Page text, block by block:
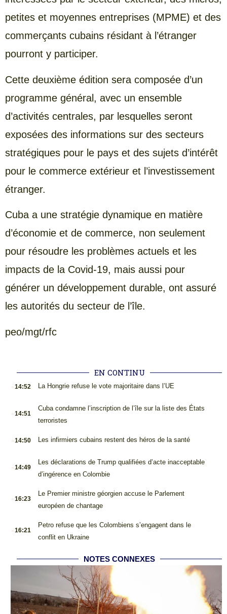
petites et moyennes entreprises (MPME) et des
commerçants cubains résidant à l’étranger
pourront y participer.
Cette deuxième édition sera composée d’un
programme général, avec un ensemble
d’activités centrales, par lesquelles seront
exposées des informations sur des secteurs
stratégiques pour le pays et des sujets d’intérêt
pour le commerce extérieur et l’investissement
étranger.
Cuba a une stratégie dynamique en matière
d’économie et de commerce, non seulement
pour résoudre les problèmes actuels et les
impacts de la Covid-19, mais aussi pour
générer un développement durable, ont assuré
les autorités du secteur de l’île.
peo/mgt/rfc
EN CONTINU
14:52 La Hongrie refuse le vote majoritaire dans l’UE
14:51
Cuba condamne l’inscription de l’île sur la liste des États
terroristes
14:50 Les infirmiers cubains restent des héros de la santé
14:49
Les déclarations de Trump qualifiées d’acte inacceptable
d’ingérence en Colombie
16:23
Le Premier ministre géorgien accuse le Parlement
européen de chantage
16:21
Petro refuse que les Colombiens s’engagent dans le
conflit en Ukraine
NOTES CONNEXES